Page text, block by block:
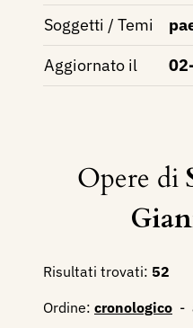
Soggetti / Temi
Aggiornato il
Opere di
Risultati trovati: 52
Ordine: cronologico -